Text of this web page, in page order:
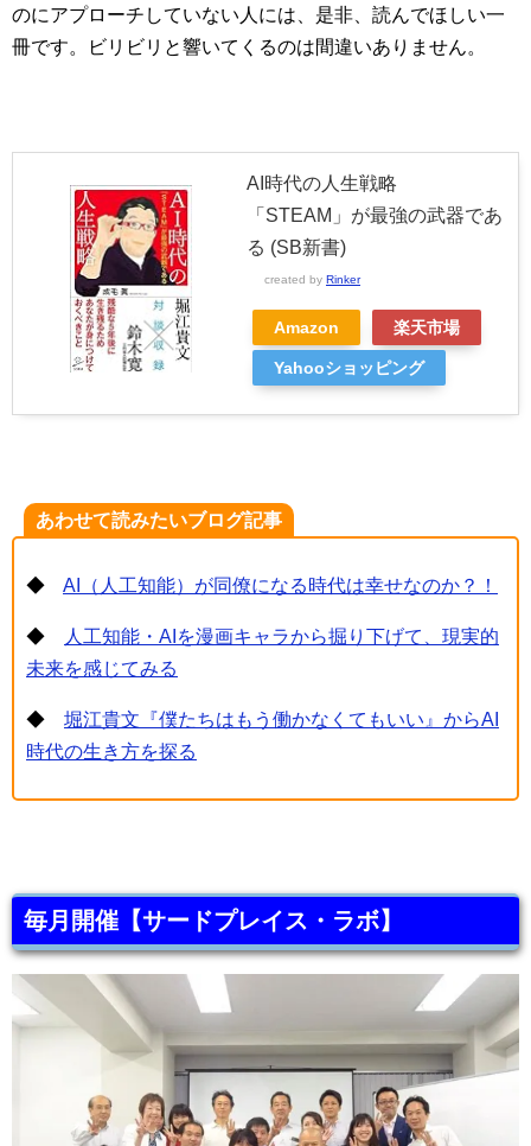
のにアプローチしていない人には、是非、読んでほしい一
冊です。ビリビリと響いてくるのは間違いありません。
AI時代の人生戦略
「STEAM」が最強の武器であ
る (SB新書)
created by Rinker
Amazon 楽天市場
Yahooショッピング
あわせて読みたいブログ記事
◆ AI（人工知能）が同僚になる時代は幸せなのか？！
◆
人工知能・AIを漫画キャラから掘り下げて、現実的
未来を感じてみる
◆ 堀江貴文『僕たちはもう働かなくてもいい』からAI
時代の生き方を探る
毎月開催【サードプレイス・ラボ】